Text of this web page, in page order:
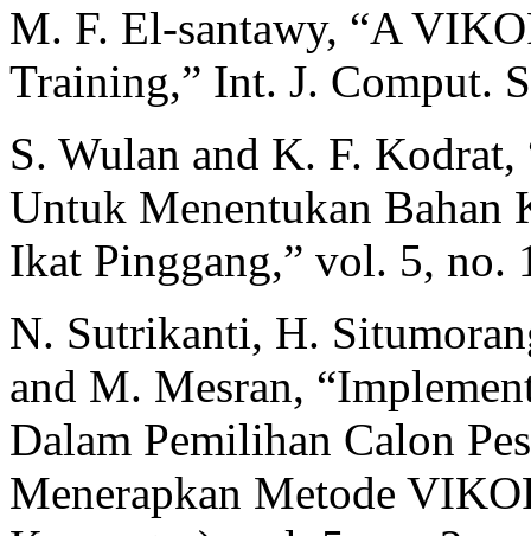
M. F. El-santawy, “A
Training,” Int. J. Comput.
S. Wulan and K. F.
Untuk Menentukan Bahan
Ikat Pinggang,” vol. 5, no.
N. Sutrikanti, H.
and M. Mesran,
Dalam Pemilihan Calon
Menerapkan Metode